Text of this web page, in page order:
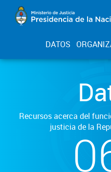
DATOS
Recursos acerca del
justicia de la